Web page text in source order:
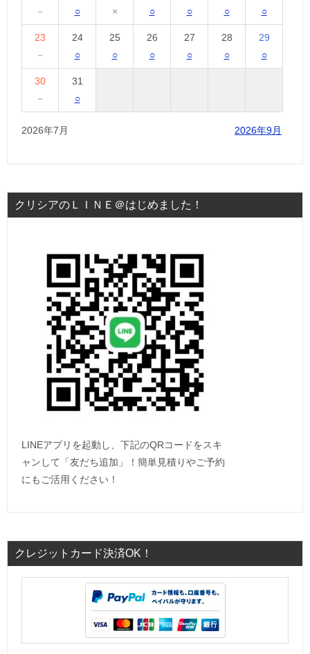
－
○
×
○
○
○
○
23
－
24
○
25
○
26
○
27
○
28
○
29
○
30
－
31
○
2026年7月 2026年9月
クリシアのＬＩＮＥ＠はじめました！
LINEアプリを起動し、下記のQRコードをスキ
ャンして「友だち追加」！簡単見積りやご予約
にもご活用ください！
クレジットカード決済OK！